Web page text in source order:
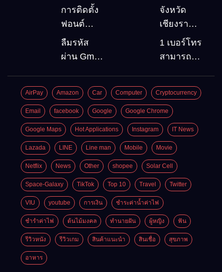
การติดตั้ง
ฟอนต์
(Font)
ลงบน
จังหวัด
เชียงราย 5
สถานที่
ท่องเที่ยว
ลืมรหัส
ผ่าน Gmail
Google
account
อัพเดต
ล่าสุด
1 เบอร์โทร
สามารถ
Gmail
บัญชีใหม่
ได้กี่ครั้ง?
กี่บัญชี ?
AirPay Amazon Car Computer Cryptocurrency
Email facebook Google Google Chrome
Google Maps Hot Applications Instagram IT News
Lazada LINE Line man Mobile Movie
Netflix News Other shopee Solar Cell
Space-Galaxy TikTok Top 10 Travel Twitter
VIU youtube การเงิน ชำระค่าน้ำค่าไฟ
ชำรำค่าไฟ ต้นไม้มงคล ทำนายฝัน ผู้หญิง ฟัน
รีวิวหนัง รีวิวเกม สินค้าแนะนำ สินเชื่อ สุขภาพ
อาหาร